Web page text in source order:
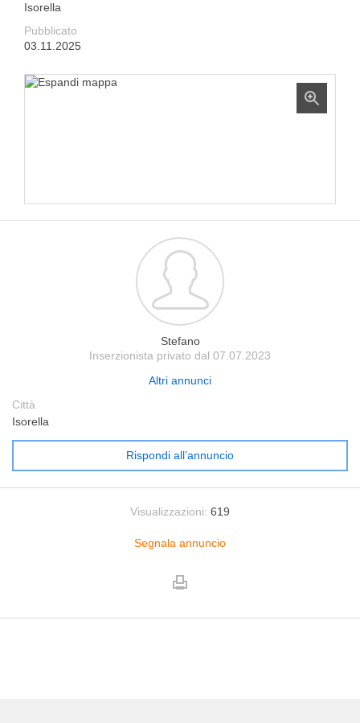
Isorella
Pubblicato
03.11.2025
Stefano
Inserzionista privato dal 07.07.2023
Altri annunci
Città
Isorella
Rispondi all’annuncio
Visualizzazioni: 619
Segnala annuncio